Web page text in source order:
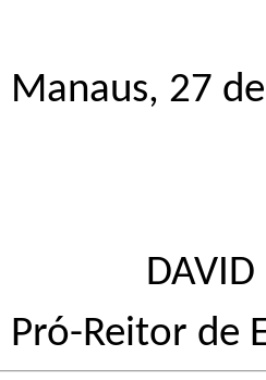
Manaus, 27
DAVID
Pró-Reitor de